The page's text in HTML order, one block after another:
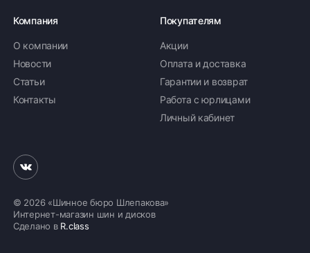
Компания
О компании
Новости
Статьи
Контакты
Покупателям
Акции
Оплата и доставка
Гарантии и возврат
Работа с юрлицами
Личный кабинет
© 2026 «Шинное бюро Шлепакова»
Интернет-магазин шин и дисков
Сделано в R.class